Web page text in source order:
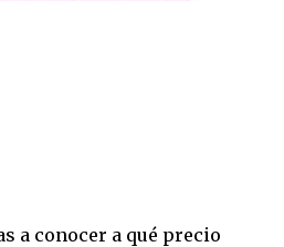
a conocer a qué precio